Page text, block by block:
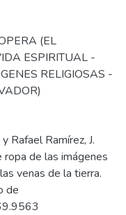
(EL
ESPIRITUAL -
RELIGIOSAS -
Rafael Ramírez, J.
de las imágenes
venas de la tierra.
de